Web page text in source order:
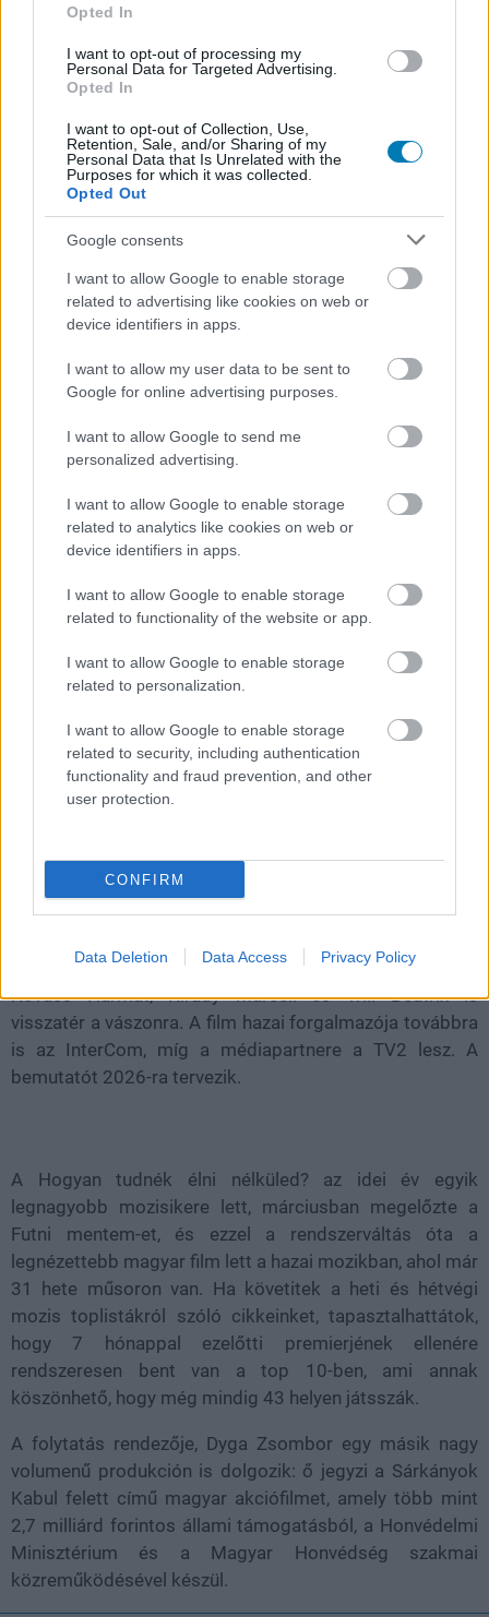
Opted In
I want to opt-out of processing my
Personal Data for Targeted Advertising.
Opted In
I want to opt-out of Collection, Use,
Retention, Sale, and/or Sharing of my
Personal Data that Is Unrelated with the
Purposes for which it was collected.
Opted Out
Google consents
I want to allow Google to enable storage
related to advertising like cookies on web or
device identifiers in apps.
I want to allow my user data to be sent to
Google for online advertising purposes.
I want to allow Google to send me
personalized advertising.
I want to allow Google to enable storage
related to analytics like cookies on web or
device identifiers in apps.
I want to allow Google to enable storage
related to functionality of the website or app.
I want to allow Google to enable storage
related to personalization.
I want to allow Google to enable storage
related to security, including authentication
functionality and fraud prevention, and other
user protection.
CONFIRM
Data Deletion Data Access Privacy Policy
Hozzászólások
Hivatalos: jön a Hogyan tudnék
élni nélküled? folytatása
Tagadhatatlanul nagy siker a Demjén-musical.
Unmute Loaded:
A Nemzeti Filmintézet (NFI) 1,3 milliárd forintos gyártási
támogatást ítélt meg a Hogyan tudnék élni nélküled?
folytatására - jelentette be az intézmény hétfői
közleményében. A második rész "Mindig ugyanúgy"
Zsombor váltja Orosz Dénest, a forgatókönyvet Goda
Krisztina és Kormos Anett jegyzi. A produceri
feladatokat Kirády Attila látja el, és a stáb már
augusztusban újra forgatni kezdhet.
A készítők egyelőre keveset árultak el a történetről,
mindössze annyit, hogy a második rész pár évvel később
játszódik majd, mint az első (duh). A népszerű
Franciska, Ember Márk, Márkus Luca, Marics Peti,
Kovács Harmat, Kirády Marcell és Trill Beatrix is
visszatér a vászonra. A film hazai forgalmazója továbbra
is az InterCom, míg a médiapartnere a TV2 lesz. A
bemutatót 2026-ra tervezik.
A Hogyan tudnék élni nélküled? az idei év egyik
legnagyobb mozisikere lett, márciusban megelőzte a
Futni mentem-et, és ezzel a rendszerváltás óta a
legnézettebb magyar film lett a hazai mozikban, ahol már
31 hete műsoron van. Ha követitek a heti és hétvégi
mozis toplistákról szóló cikkeinket, tapasztalhattátok,
hogy 7 hónappal ezelőtti premierjének ellenére
rendszeresen bent van a top 10-ben, ami annak
köszönhető, hogy még mindig 43 helyen játsszák.
A folytatás rendezője, Dyga Zsombor egy másik nagy
volumenű produkción is dolgozik: ő jegyzi a Sárkányok
Kabul felett című magyar akciófilmet, amely több mint
2,7 milliárd forintos állami támogatásból, a Honvédelmi
Minisztérium és a Magyar Honvédség szakmai
közreműködésével készül.